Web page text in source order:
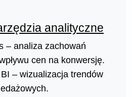
analityczne
– analiza zachowań
cen na konwersję.
– wizualizacja trendów